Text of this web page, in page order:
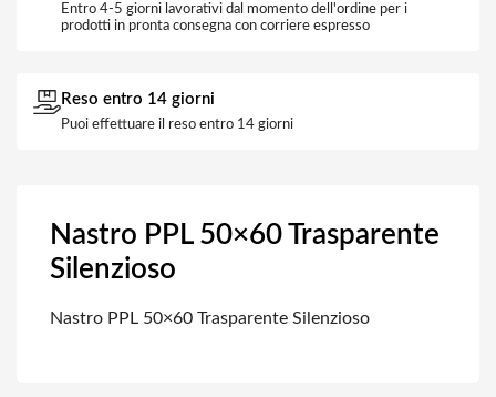
Entro 4-5 giorni lavorativi dal momento dell'ordine per i
prodotti in pronta consegna con corriere espresso
Reso entro 14 giorni
Puoi effettuare il reso entro 14 giorni
Nastro PPL 50×60 Trasparente
Silenzioso
Nastro PPL 50×60 Trasparente Silenzioso